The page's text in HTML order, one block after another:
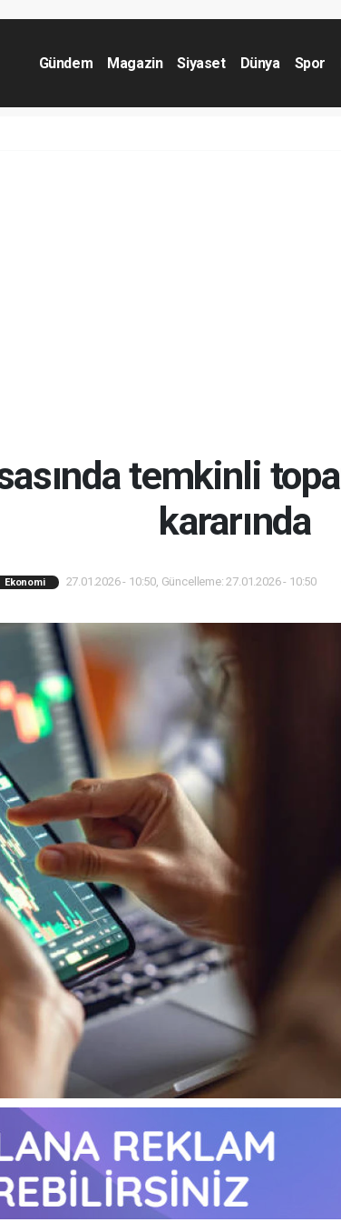
Gündem Magazin Siyaset Dünya Spor
temkinli
kararında
Ekonomi 27.01.2026 - 10:50, Güncelleme: 27.01.2026 - 10:50